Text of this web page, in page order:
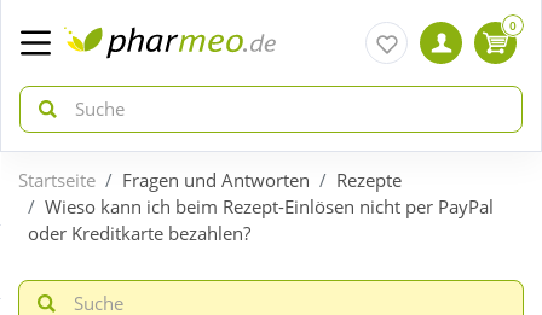
zurück
zurück
0
Startseite Fragen und Antworten
Rezepte
Wieso kann ich beim Rezept-Einlösen nicht per PayPal
oder Kreditkarte bezahlen?